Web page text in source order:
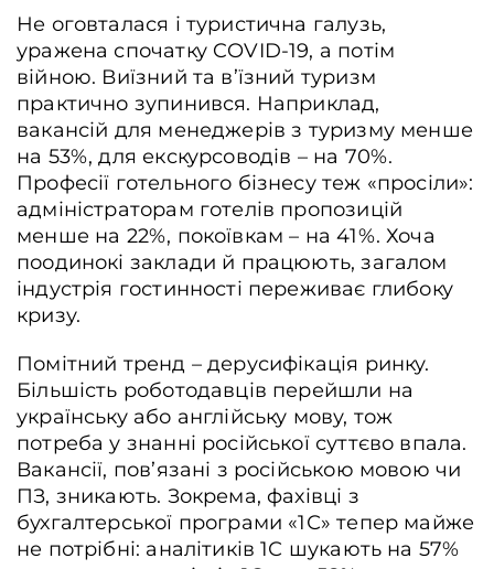
Не оговталася і туристична галузь,
уражена спочатку COVID-19, а потім
війною. Виїзний та в’їзний туризм
практично зупинився. Наприклад,
вакансій для менеджерів з туризму менше
на 53%, для екскурсоводів – на 70%.
Професії готельного бізнесу теж «просіли»:
адміністраторам готелів пропозицій
менше на 22%, покоївкам – на 41%. Хоча
поодинокі заклади й працюють, загалом
індустрія гостинності переживає глибоку
кризу.
Помітний тренд – дерусифікація ринку.
Більшість роботодавців перейшли на
українську або англійську мову, тож
потреба у знанні російської суттєво впала.
Вакансії, пов’язані з російською мовою чи
ПЗ, зникають. Зокрема, фахівці з
бухгалтерської програми «1С» тепер майже
не потрібні: аналітиків 1С шукають на 57%